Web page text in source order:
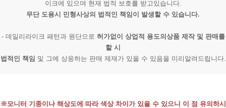
이크에 있으며 현재 법적 보호를 받고있습니다.
무단 도용시 민형사상의 법적인 책임이 발생할 수 있습니다.
- 데일리라이크 패턴과 원단으로 허가없이 상업적 용도의상품 제작 및 판매를
할 시
법적인 책임 및 그에 상응하는 판매 제재가 있을 수 있음을 미리알려드립니다.
※모니터 기종이나 해상도에 따라 색상 차이가 있을 수 있으니 이 점 유의하시